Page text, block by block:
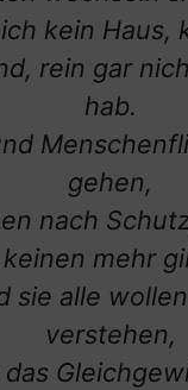
kein Haus,
rein gar
hab.
gehen,
nach
keinen mehr
sie alle
verstehen,
das